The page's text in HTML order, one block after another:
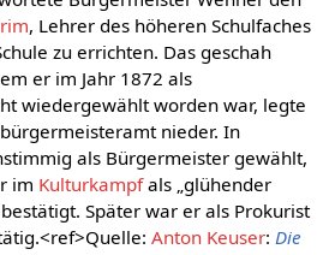
, Lehrer des höheren Schulfaches
zu errichten. Das geschah
er im Jahr 1872 als
wiedergewählt worden war, legte
nieder. In
als Bürgermeister gewählt,
im Kulturkampfals „glühender
Später war er als Prokurist
Anton Keuser: Die